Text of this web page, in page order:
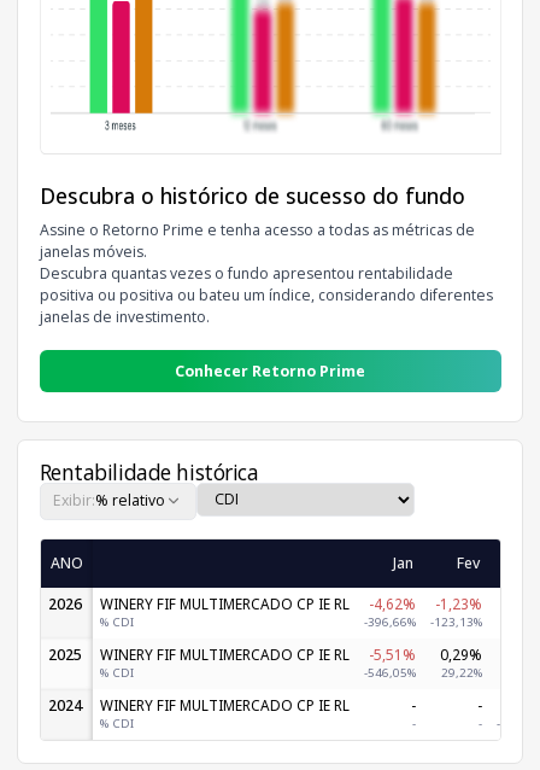
Descubra o histórico de sucesso do fundo
Assine o Retorno Prime e tenha acesso a todas as métricas de
janelas móveis.
Descubra quantas vezes o fundo apresentou rentabilidade
positiva ou positiva ou bateu um índice, considerando diferentes
janelas de investimento.
Conhecer Retorno Prime
Rentabilidade histórica
Exibir:% relativo
ANO Jan Fev
2026
WINERY FIF MULTIMERCADO CP IE RL
% CDI
-4,62%
-396,66%
-1,23%
-123,13%
2025 WINERY FIF MULTIMERCADO CP IE RL
% CDI
-5,51%
-546,05%
0,29%
29,22%
2024 WINERY FIF MULTIMERCADO CP IE RL
% CDI
-
-
-
- -